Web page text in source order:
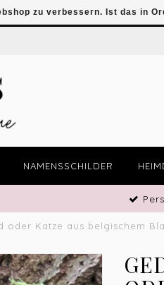
NAMENSSCHILDER
oder Katze aus belgischem
zu verbessern. Ist das in